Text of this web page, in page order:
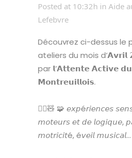
Posted at 10:32h in Aide
Lefebvre
Découvrez ci-dessus le
ateliers du mois
par 𝗹’𝗔𝘁𝘁𝗲𝗻𝘁𝗲 𝗔𝗰𝘁𝗶𝘃𝗲 𝗱𝘂
𝗠𝗼𝗻𝘁𝗿𝗲𝘂𝗶𝗹𝗹𝗼𝗶𝘀.
💆‍♂️🧸 🧩 𝘦𝘹𝘱é𝘳𝘪𝘦𝘯𝘤𝘦𝘴
𝘮𝘰𝘵𝘦𝘶𝘳𝘴 𝘦𝘵 𝘥𝘦 𝘭𝘰𝘨𝘪𝘲𝘶𝘦,
𝘮𝘰𝘵𝘳𝘪𝘤𝘪𝘵é, é𝘷𝘦𝘪𝘭 𝘮𝘶𝘴𝘪𝘤𝘢𝘭…